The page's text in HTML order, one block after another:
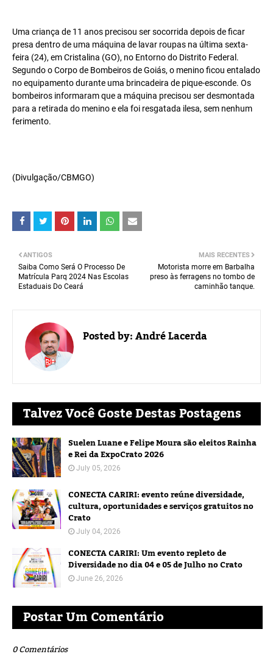
Uma criança de 11 anos precisou ser socorrida depois de ficar
presa dentro de uma máquina de lavar roupas na última sexta-
feira (24), em Cristalina (GO), no Entorno do Distrito Federal.
Segundo o Corpo de Bombeiros de Goiás, o menino ficou entalado
no equipamento durante uma brincadeira de pique-esconde. Os
bombeiros informaram que a máquina precisou ser desmontada
para a retirada do menino e ela foi resgatada ilesa, sem nenhum
ferimento.
(Divulgação/CBMGO)
MAIS RECENTES
Motorista morre em Barbalha
preso às ferragens no tombo de
caminhão tanque.
ANTIGOS
Saiba Como Será O Processo De
Matrícula Parq 2024 Nas Escolas
Estaduais Do Ceará
Posted by:André Lacerda
Talvez Você Goste Destas Postagens
Suelen Luane e Felipe Moura são eleitos Rainha
e Rei da ExpoCrato 2026
July 05, 2026
CONECTA CARIRI: evento reúne diversidade,
cultura, oportunidades e serviços gratuitos no
Crato
July 04, 2026
CONECTA CARIRI: Um evento repleto de
Diversidade no dia 04 e 05 de Julho no Crato
June 26, 2026
Postar Um Comentário
0 Comentários